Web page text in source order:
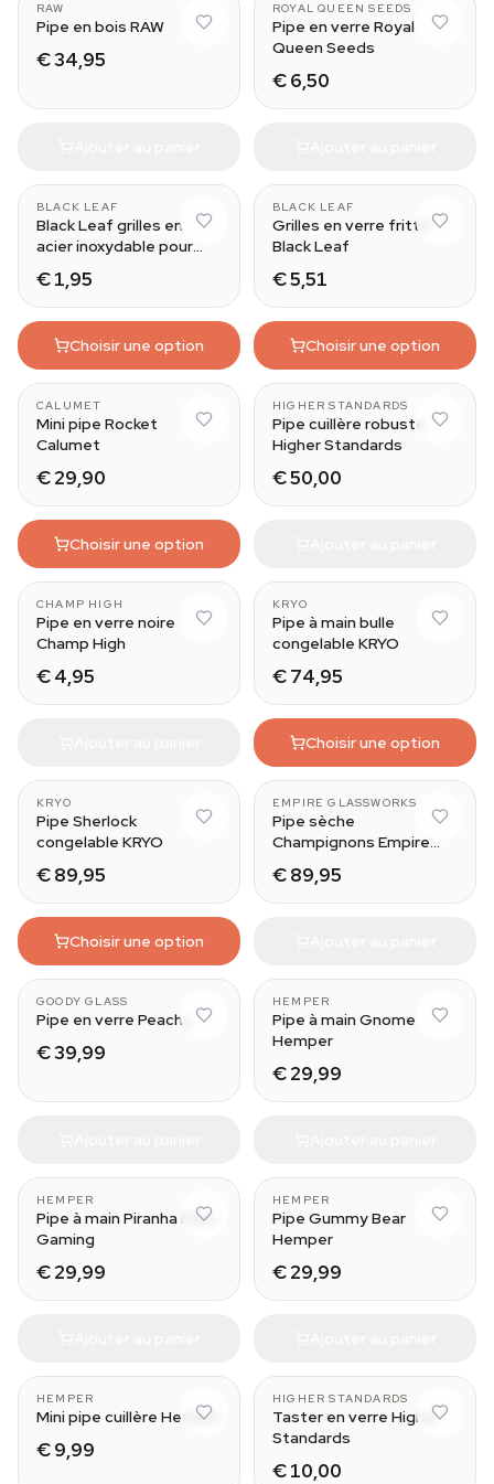
RAW
Pipe en bois RAW
€ 34,95
ROYAL QUEEN SEEDS
Pipe en verre Royal
Queen Seeds
€ 6,50
BLACK LEAF
Black Leaf grilles en
acier inoxydable pour
€ 1,95
Choisir une option
BLACK LEAF
Grilles en verre fritté
Black Leaf
€ 5,51
Choisir une option
CALUMET
Mini pipe Rocket
Calumet
€ 29,90
Choisir une option
HIGHER STANDARDS
Pipe cuillère robuste
Higher Standards
€ 50,00
CHAMP HIGH
Pipe en verre noire
Champ High
€ 4,95
KRYO
Pipe à main bulle
congelable KRYO
€ 74,95
Choisir une option
KRYO
Pipe Sherlock
congelable KRYO
€ 89,95
Choisir une option
EMPIRE GLASSWORKS
Pipe sèche
Champignons Empire
€ 89,95
GOODY GLASS
Pipe en verre Peachy
€ 39,99
HEMPER
Pipe à main Gnome
Hemper
€ 29,99
HEMPER
Pipe à main Piranha Fleur
Gaming
€ 29,99
HEMPER
Pipe Gummy Bear
Hemper
€ 29,99
HEMPER
Mini pipe cuillère Hemper
€ 9,99
HIGHER STANDARDS
Taster en verre Higher
Standards
€ 10,00